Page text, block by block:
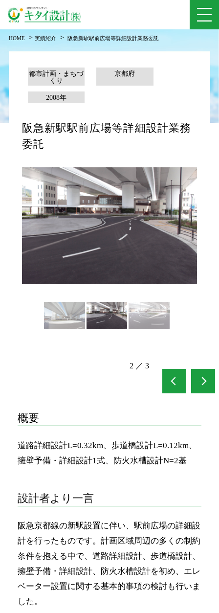
HOME > 実績紹介 > 阪急新駅駅前広場等詳細設計業務委託
都市計画・まちづ
くり
京都府
2008年
阪急新駅駅前広場等詳細設計業務
委託
2 ／ 3
概要
道路詳細設計L=0.32km、歩道橋設計L=0.12km、
擁壁予備・詳細設計1式、防火水槽設計N=2基
設計者より一言
阪急京都線の新駅設置に伴い、駅前広場の詳細設
計を行ったものです。計画区域周辺の多くの制約
条件を抱える中で、道路詳細設計、歩道橋設計、
擁壁予備・詳細設計、防火水槽設計を初め、エレ
ベーター設置に関する基本的事項の検討も行いま
した。